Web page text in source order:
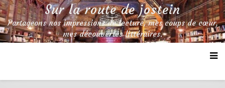
Skip
to
content
Sur la route de jostein
Partageons nos impressions de lecture, mes coups de cœur,
mes découvertes littéraires.